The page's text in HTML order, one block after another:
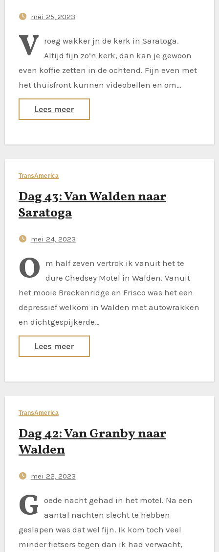
mei 25, 2023
V roeg wakker jn de kerk in Saratoga.
Altijd fijn zo’n kerk, dan kan je gewoon
even koffie zetten in de ochtend. Fijn even met
het thuisfront kunnen videobellen en om…
Lees meer
TransAmerica
Dag 43: Van Walden naar
Saratoga
mei 24, 2023
O
m half zeven vertrok ik vanuit het te
dure Chedsey Motel in Walden. Vanuit
het mooie Breckenridge en Frisco was het een
depressief welkom in Walden met autowrakken
en dichtgespijkerde…
Lees meer
TransAmerica
Dag 42: Van Granby naar
Walden
mei 22, 2023
G oede nacht gehad in het motel. Na een
aantal nachten slecht te hebben
geslapen was dat wel fijn. Ik kom toch veel
minder fietsers tegen dan ik had verwacht,